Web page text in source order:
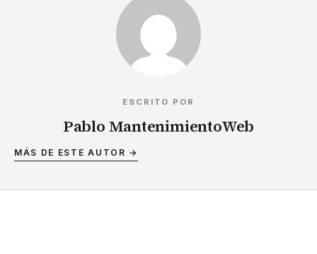
ESCRITO POR
Pablo MantenimientoWeb
MÁS DE ESTE AUTOR →